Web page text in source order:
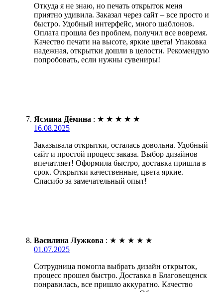
Откуда я не знаю, но печать открыток меня
приятно удивила. Заказал через сайт – все просто и
быстро. Удобный интерфейс, много шаблонов.
Оплата прошла без проблем, получил все вовремя.
Качество печати на высоте, яркие цвета! Упаковка
надежная, открытки дошли в целости. Рекомендую
попробовать, если нужны сувениры!
Ясмина Дёмина : ★ ★ ★ ★ ★
16.08.2025
Заказывала открытки, осталась довольна. Удобный
сайт и простой процесс заказа. Выбор дизайнов
впечатляет! Оформила быстро, доставка пришла в
срок. Открытки качественные, цвета яркие.
Спасибо за замечательный опыт!
Василина Лужкова : ★ ★ ★ ★ ★
01.07.2025
Сотрудница помогла выбрать дизайн открыток,
процесс прошел быстро. Доставка в Благовещенск
понравилась, все пришло аккуратно. Качество